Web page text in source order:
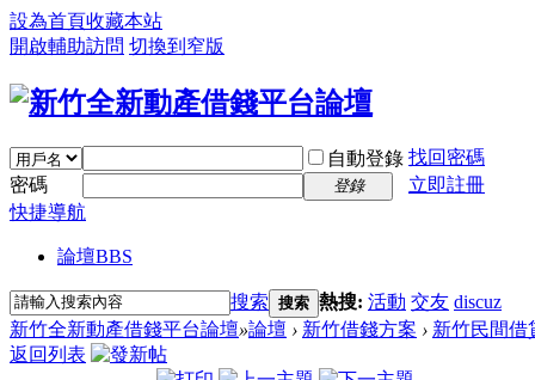
設為首頁收藏本站
開啟輔助訪問 切換到窄版
自動登錄 找回密碼
密碼
登錄
立即註冊
快捷導航
論壇BBS
搜索 搜索 熱搜: 活動 交友 discuz
新竹全新動產借錢平台論壇»論壇 › 新竹借錢方案 › 新竹民間借
返回列表